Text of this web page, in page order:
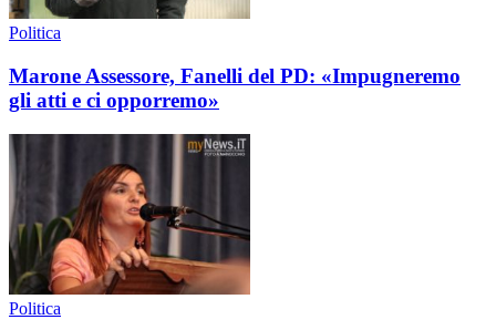
Politica
Marone Assessore, Fanelli del PD: «Impugneremo
gli atti e ci opporremo»
Politica